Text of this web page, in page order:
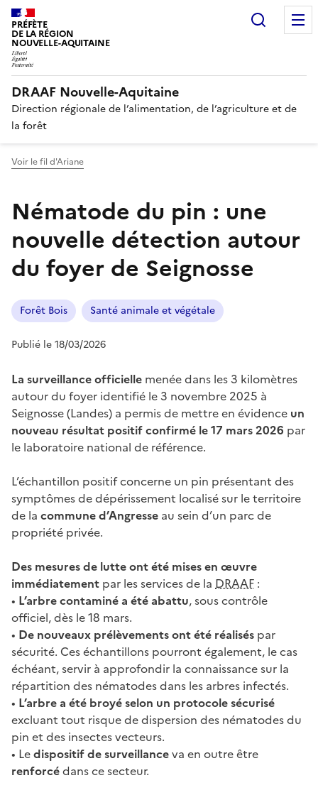
PRÉFÈTE
DE LA RÉGION
NOUVELLE-AQUITAINE
DRAAF Nouvelle-Aquitaine
Direction régionale de l’alimentation, de l’agriculture et de
la forêt
Voir le fil d'Ariane
Nématode du pin : une
nouvelle détection autour
du foyer de Seignosse
Forêt Bois Santé animale et végétale
Publié le 18/03/2026
La surveillance officielle menée dans les 3 kilomètres
autour du foyer identifié le 3 novembre 2025 à
Seignosse (Landes) a permis de mettre en évidence un
nouveau résultat positif confirmé le 17 mars 2026 par
le laboratoire national de référence.
L’échantillon positif concerne un pin présentant des
symptômes de dépérissement localisé sur le territoire
de la commune d’Angresse au sein d’un parc de
propriété privée.
Des mesures de lutte ont été mises en œuvre
immédiatement par les services de la DRAAF :
• L’arbre contaminé a été abattu, sous contrôle
officiel, dès le 18 mars.
• De nouveaux prélèvements ont été réalisés par
sécurité. Ces échantillons pourront également, le cas
échéant, servir à approfondir la connaissance sur la
répartition des nématodes dans les arbres infectés.
• L’arbre a été broyé selon un protocole sécurisé
excluant tout risque de dispersion des nématodes du
pin et des insectes vecteurs.
• Ledispositif de surveillanceva en outre être
renforcédans ce secteur.